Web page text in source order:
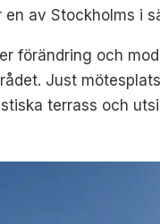
av Stockholms i
förändring och
Just
terrass och